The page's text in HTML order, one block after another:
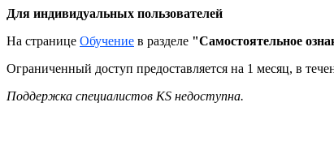
Для индивидуальных пользователей
На странице Обучение в разделе "Самостоятельное
Ограниченный доступ предоставляется на 1 месяц, в
Поддержка специалистов KS недоступна.